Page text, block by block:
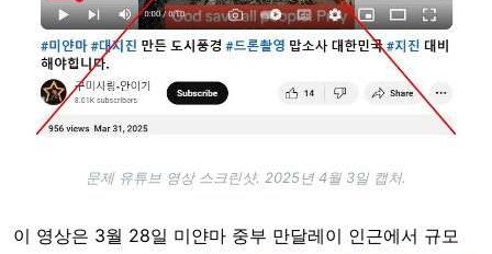
문제 유튜브 영상 스크린샷. 2025년 4월 3일 캡처.
이 영상은 3월 28일 미얀마 중부 만달레이 인근에서 규모